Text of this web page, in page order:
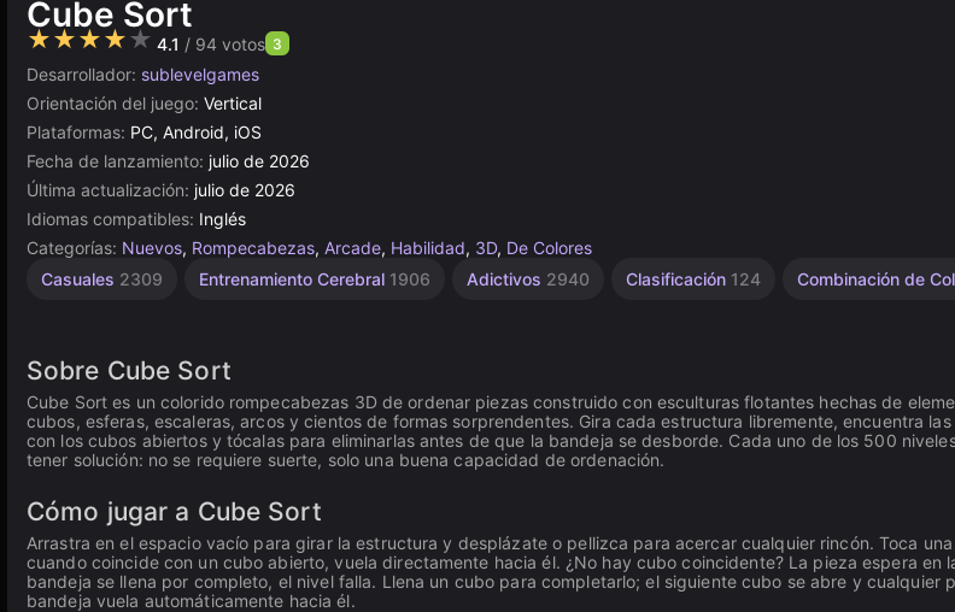
Cube Sort
★★★★★ 4.1 / 94 votos 3
Desarrollador: sublevelgames
Orientación del juego: Vertical
Plataformas: PC, Android, iOS
Fecha de lanzamiento: julio de 2026
Última actualización: julio de 2026
Idiomas compatibles: Inglés
Categorías: Nuevos, Rompecabezas, Arcade, Habilidad, 3D, De Colores
Casuales 2309 Entrenamiento Cerebral 1906 Adictivos 2940 Clasificación 124 Combinación de
Aventura
Sobre Cube Sort
Cube Sort es un colorido rompecabezas 3D de ordenar piezas construido con esculturas flotantes hechas de
cubos, esferas, escaleras, arcos y cientos de formas sorprendentes. Gira cada estructura libremente, encuentra
con los cubos abiertos y tócalas para eliminarlas antes de que la bandeja se desborde. Cada uno de los 500
tener solución: no se requiere suerte, solo una buena capacidad de ordenación.
Cómo jugar a Cube Sort
Arrastra en el espacio vacío para girar la estructura y desplázate o pellizca para acercar cualquier rincón. Toca
cuando coincide con un cubo abierto, vuela directamente hacia él. ¿No hay cubo coincidente? La pieza espera en
bandeja se llena por completo, el nivel falla. Llena un cubo para completarlo; el siguiente cubo se abre y cualquier
bandeja vuela automáticamente hacia él.